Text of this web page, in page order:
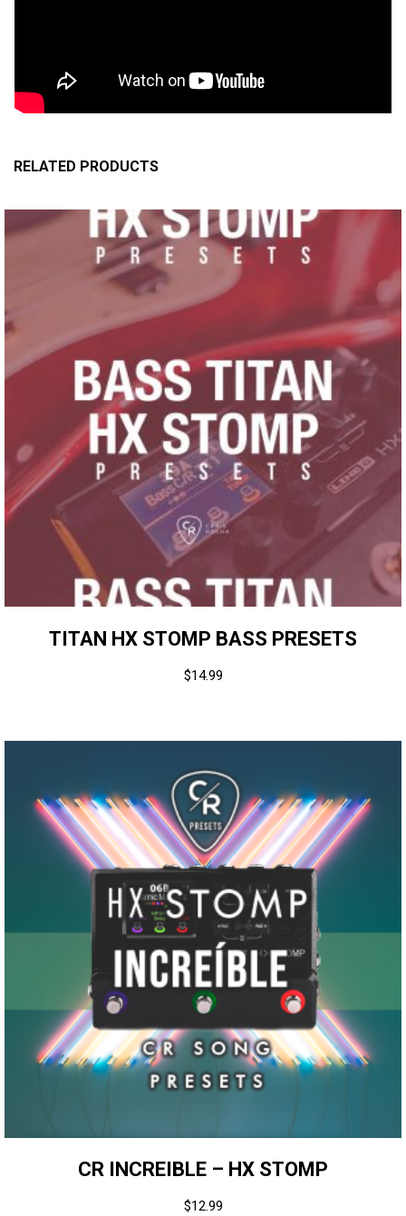
RELATED PRODUCTS
TITAN HX STOMP BASS PRESETS
$14.99
CR INCREIBLE – HX STOMP
$12.99